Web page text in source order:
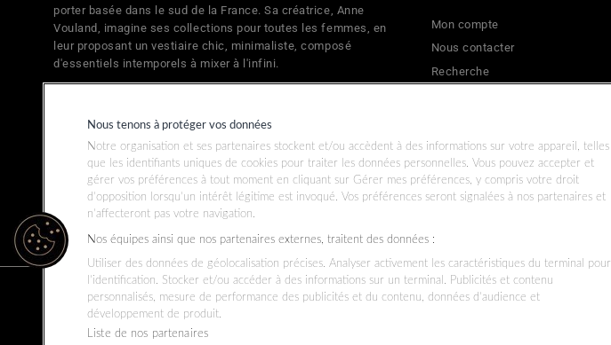
porter basée dans le sud de la France. Sa créatrice, Anne
Vouland, imagine ses collections pour toutes les femmes, en
leur proposant un vestiaire chic, minimaliste, composé
d'essentiels intemporels à mixer à l'infini.
Mon compte
Nous contacter
Recherche
Politique de remboursement
Données personnelles
Conditions d'utilisation
France (EUR €)
Nous tenons à protéger vos données
Notre organisation et ses partenaires stockent et/ou accèdent à des informations sur votre appareil, telles
que les identifiants uniques de cookies pour traiter les données personnelles. Vous pouvez accepter et
gérer vos préférences à tout moment en cliquant sur Gérer mes préférences, y compris votre droit
d’opposition lorsqu’un intérêt légitime est invoqué. Vos préférences seront signalées à nos partenaires et
n’affecteront pas votre navigation.
Nos équipes ainsi que nos partenaires externes, traitent des données :
Utiliser des données de géolocalisation précises. Analyser activement les caractéristiques du terminal pour
l’identification. Stocker et/ou accéder à des informations sur un terminal. Publicités et contenu
personnalisés, mesure de performance des publicités et du contenu, données d’audience et
développement de produit.
Liste de nos partenaires